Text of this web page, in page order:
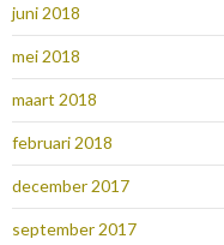
juni 2018
mei 2018
maart 2018
februari 2018
december 2017
september 2017